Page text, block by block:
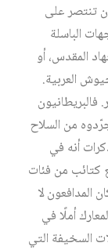
تنتصر على
الباسلة
المقدس، أو
العربية.
فالبريطانيون
من السلاح
أنه في
كتائب من فئات
المدافعون لا
أملًا في
السخيفة التي